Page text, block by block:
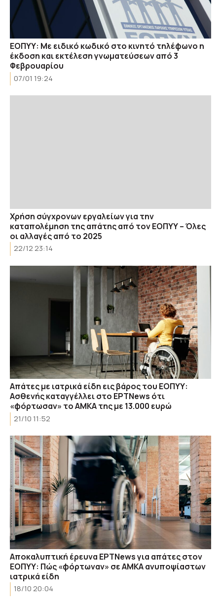
ΕΟΠΥΥ: Με ειδικό κωδικό στο κινητό τηλέφωνο η
έκδοση και εκτέλεση γνωματεύσεων από 3
Φεβρουαρίου
07/01 19:24
Χρήση σύγχρονων εργαλείων για την
καταπολέμηση της απάτης από τον ΕΟΠΥΥ – Όλες
οι αλλαγές από το 2025
22/12 23:14
Απάτες με ιατρικά είδη εις βάρος του ΕΟΠΥΥ:
Ασθενής καταγγέλλει στο ΕΡΤNews ότι
«φόρτωσαν» το ΑΜΚΑ της με 13.000 ευρώ
21/10 11:52
Αποκαλυπτική έρευνα ΕΡΤNews για απάτες στον
ΕΟΠΥΥ: Πώς «φόρτωναν» σε ΑΜΚΑ ανυποψίαστων
ιατρικά είδη
18/10 20:04